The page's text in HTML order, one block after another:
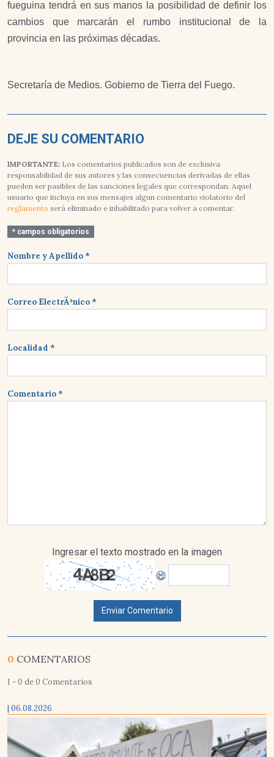
fueguina tendrá en sus manos la posibilidad de definir los
cambios que marcarán el rumbo institucional de la
provincia en las próximas décadas.
Secretaría de Medios. Gobierno de Tierra del Fuego.
DEJE SU COMENTARIO
IMPORTANTE: Los comentarios publicados son de exclusiva
responsabilidad de sus autores y las consecuencias derivadas de ellas
pueden ser pasibles de las sanciones legales que correspondan. Aquel
usuario que incluya en sus mensajes algun comentario violatorio del
reglamento será eliminado e inhabilitado para volver a comentar.
* campos obligatorios
Nombre y Apellido *
Correo ElectrÃ³nico *
Localidad *
Comentario *
Ingresar el texto mostrado en la imagen
Enviar Comentario
0 COMENTARIOS
1 - 0 de 0 Comentarios
| 06.08.2026